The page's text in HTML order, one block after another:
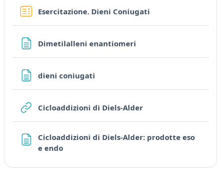
Esercitazione. Dieni Coniugati
Dimetilalleni enantiomeri
dieni coniugati
Cicloaddizioni di Diels-AlderURL
Cicloaddizioni di Diels-Alder: prodotte eso
e endoPage